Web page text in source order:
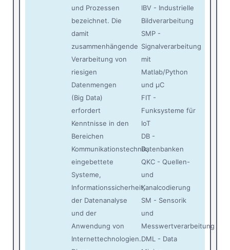
und Prozessen
bezeichnet. Die
damit
zusammenhängende
Verarbeitung von
riesigen
Datenmengen
(Big Data)
erfordert
Kenntnisse in den
Bereichen
Kommunikationstechnik,
eingebettete
Systeme,
Informationssicherheit,
der Datenanalyse
und der
Anwendung von
Internettechnologien.
IBV - Industrielle
Bildverarbeitung
SMP -
Signalverarbeitung
mit
Matlab/Python
und µC
FIT -
Funksysteme für
IoT
DB -
Datenbanken
QKC - Quellen-
und
Kanalcodierung
SM - Sensorik
und
Messwertverarbeitung
DML - Data